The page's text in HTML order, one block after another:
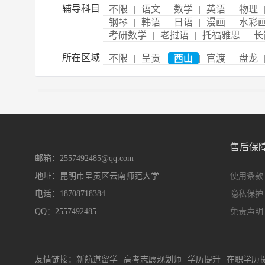
辅导科目 不限 | 语文 | 数学 | 英语 | 物理
|
钢琴
| 韩语 | 日语 | 漫画 |
水彩
考研数学
| 老挝语 | 托福雅思 |
所在区域 不限 | 呈贡 | 西山 | 官渡 | 盘龙 |
邮箱：2557492485@qq.com
地址：昆明市呈贡区云南师范大学
电话：18708718384
QQ：2557492485
售后保
使用条款
隐私保护
免责声明
友情链接： 新航道留学 高考志愿规划师 学历提升 在职学历